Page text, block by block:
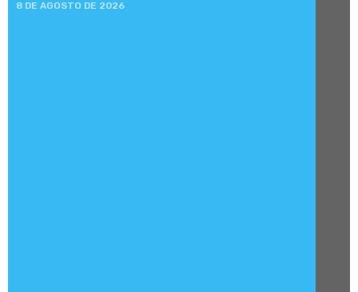
8 DE AGOSTO DE 2026